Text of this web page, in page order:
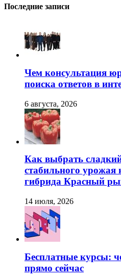
Последние записи
Чем консультация
поиска ответов в
6 августа, 2026
Как выбрать
стабильного урожая
гибрида Красный
14 июля, 2026
Бесплатные курсы:
прямо сейчас